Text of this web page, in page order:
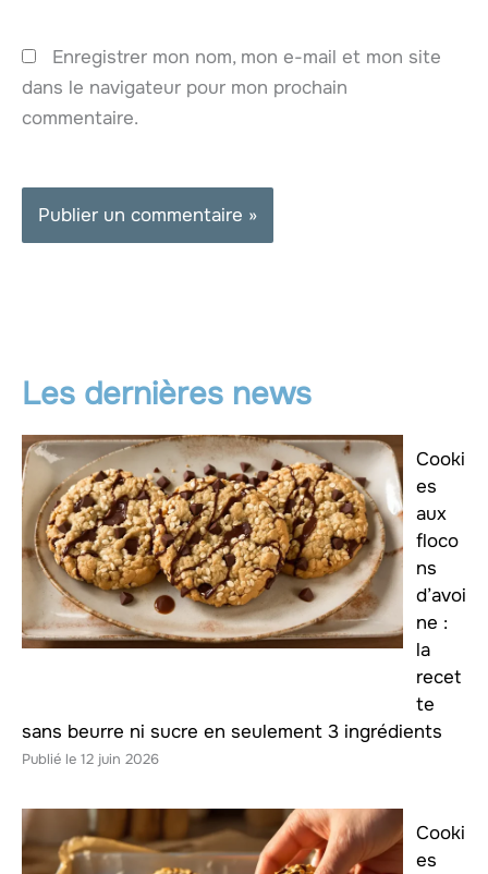
Enregistrer mon nom, mon e-mail et mon site
dans le navigateur pour mon prochain
commentaire.
Les dernières news
Cooki
es
aux
floco
ns
d’avoi
ne :
la
recet
te
sans beurre ni sucre en seulement 3 ingrédients
12 juin 2026
Cooki
es